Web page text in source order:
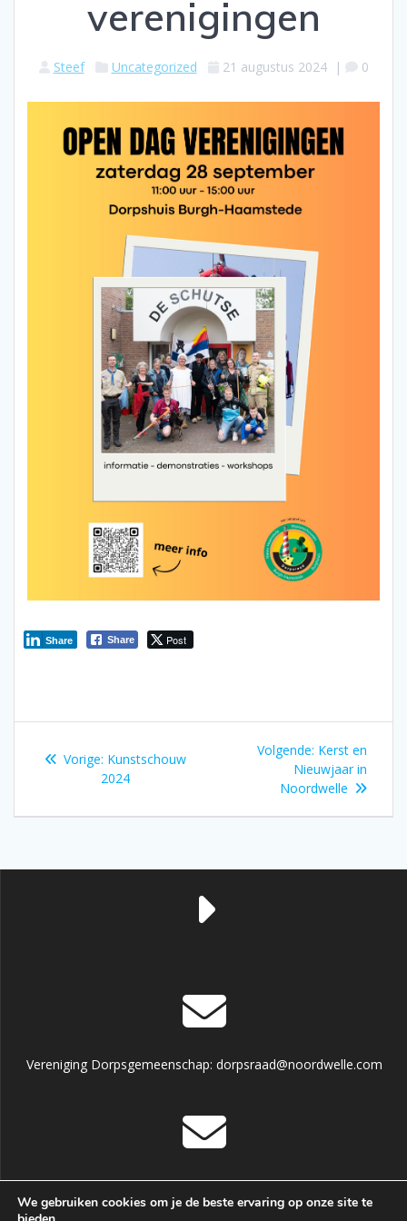
verenigingen
Steef Uncategorized 21 augustus 2024| 0
Share Post
Share
navigatie
Vorige: Vorig
bericht:
Kunstschouw
2024
Volgende: Volgend
bericht:
Kerst en
Nieuwjaar in
Noordwelle
Vereniging Dorpsgemeenschap: dorpsraad@noordwelle.com
Dorpshuis informatie en reservering: dorpshuisnoordwelle
@hotmail.com
We gebruiken cookies om je de beste ervaring op onze site te